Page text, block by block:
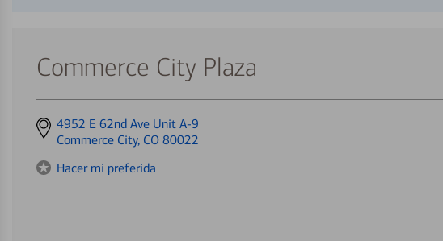
Commerce City Plaza
Get
directions
4952 E 62nd Ave Unit A-9
Commerce City, CO 80022
Hacer mi preferida